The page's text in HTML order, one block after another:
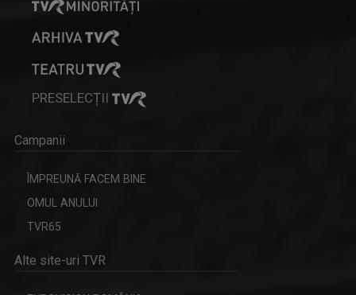
PRESELECȚII
Campanii
ÎMPREUNĂ FACEM BINE
OMUL ANULUI
TVR65
Alte site-uri TVR